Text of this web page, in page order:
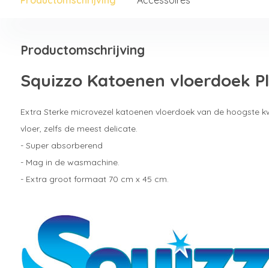
Productomschrijving
Squizzo Katoenen vloerdoek
Extra Sterke microvezel katoenen vloerdoek van de hoogste
vloer, zelfs de meest delicate.
- Super absorberend
- Mag in de wasmachine.
- Extra groot formaat 70 cm x 45 cm.